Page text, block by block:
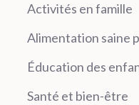
Activités en famille
Alimentation saine
Éducation des
Santé et bien-être